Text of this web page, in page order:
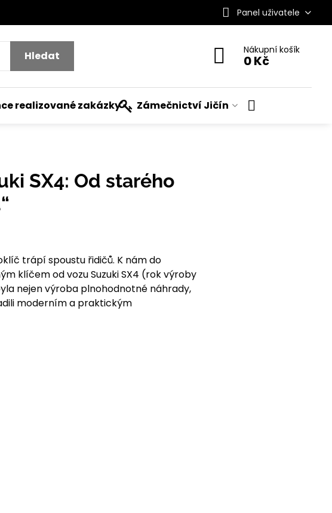
Panel uživatele
Hledat Nákupní košík
0 Kč
realizované zakázky Zámečnictví Jičín
SX4: Od starého
trápí spoustu řidičů. K nám do
klíčem od vozu Suzuki SX4 (rok výroby
nejen výroba plnohodnotné náhrady,
moderním a praktickým